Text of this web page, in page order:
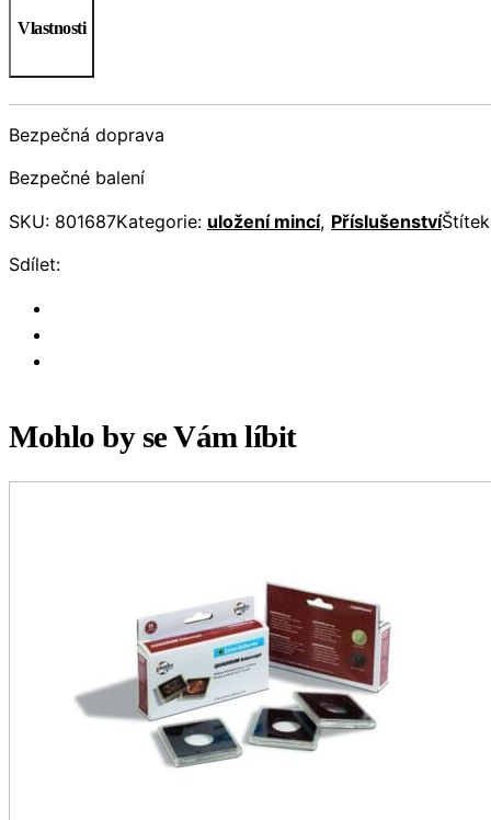
Vlastnosti
Bezpečná doprava
Bezpečné balení
SKU: 801687Kategorie: uložení mincí, Příslušenství
Sdílet:
Mohlo by se Vám líbit